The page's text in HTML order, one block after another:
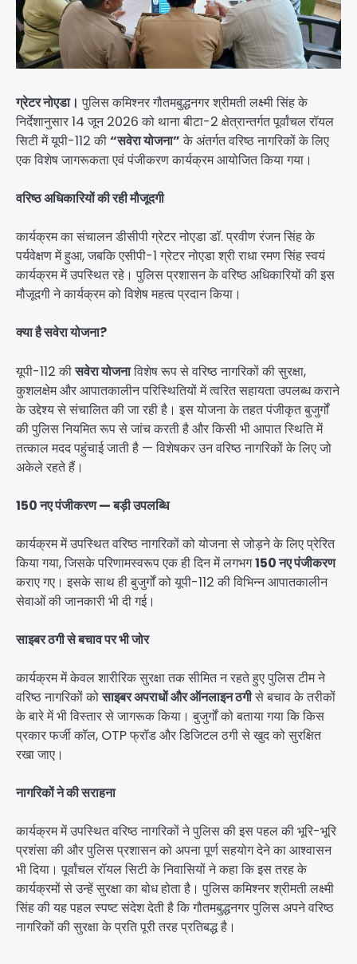
ग्रेटर नोएडा। पुलिस कमिश्नर गौतमबुद्धनगर श्रीमती लक्ष्मी सिंह के
निर्देशानुसार 14 जून 2026 को थाना बीटा-2 क्षेत्रान्तर्गत पूर्वांचल रॉयल
सिटी में यूपी-112 की“सवेरा योजना”के अंतर्गत वरिष्ठ नागरिकों के लिए
एक विशेष जागरूकता एवं पंजीकरण कार्यक्रम आयोजित किया गया।
वरिष्ठ अधिकारियों की रही मौजूदगी
कार्यक्रम का संचालन डीसीपी ग्रेटर नोएडा डॉ. प्रवीण रंजन सिंह के
पर्यवेक्षण में हुआ, जबकि एसीपी-1 ग्रेटर नोएडा श्री राधा रमण सिंह स्वयं
कार्यक्रम में उपस्थित रहे। पुलिस प्रशासन के वरिष्ठ अधिकारियों की इस
मौजूदगी ने कार्यक्रम को विशेष महत्व प्रदान किया।
क्या है सवेरा योजना?
यूपी-112 कीसवेरा योजनाविशेष रूप से वरिष्ठ नागरिकों की सुरक्षा,
कुशलक्षेम और आपातकालीन परिस्थितियों में त्वरित सहायता उपलब्ध कराने
के उद्देश्य से संचालित की जा रही है। इस योजना के तहत पंजीकृत बुजुर्गों
की पुलिस नियमित रूप से जांच करती है और किसी भी आपात स्थिति में
तत्काल मदद पहुंचाई जाती है — विशेषकर उन वरिष्ठ नागरिकों के लिए जो
अकेले रहते हैं।
150 नए पंजीकरण — बड़ी उपलब्धि
कार्यक्रम में उपस्थित वरिष्ठ नागरिकों को योजना से जोड़ने के लिए प्रेरित
किया गया, जिसके परिणामस्वरूप एक ही दिन में लगभग150 नए पंजीकरण
कराए गए। इसके साथ ही बुजुर्गों को यूपी-112 की विभिन्न आपातकालीन
सेवाओं की जानकारी भी दी गई।
साइबर ठगी से बचाव पर भी जोर
कार्यक्रम में केवल शारीरिक सुरक्षा तक सीमित न रहते हुए पुलिस टीम ने
वरिष्ठ नागरिकों कोसाइबर अपराधों और ऑनलाइन ठगीसे बचाव के तरीकों
के बारे में भी विस्तार से जागरूक किया। बुजुर्गों को बताया गया कि किस
प्रकार फर्जी कॉल, OTP फ्रॉड और डिजिटल ठगी से खुद को सुरक्षित
रखा जाए।
नागरिकों ने की सराहना
कार्यक्रम में उपस्थित वरिष्ठ नागरिकों ने पुलिस की इस पहल की भूरि-भूरि
प्रशंसा की और पुलिस प्रशासन को अपना पूर्ण सहयोग देने का आश्वासन
भी दिया। पूर्वांचल रॉयल सिटी के निवासियों ने कहा कि इस तरह के
कार्यक्रमों से उन्हें सुरक्षा का बोध होता है। पुलिस कमिश्नर श्रीमती लक्ष्मी
सिंह की यह पहल स्पष्ट संदेश देती है कि गौतमबुद्धनगर पुलिस अपने वरिष्ठ
नागरिकों की सुरक्षा के प्रति पूरी तरह प्रतिबद्ध है।